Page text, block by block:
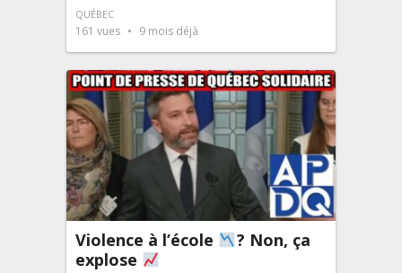
QUÉBEC
161 vues 9 mois déjà
Violence à l’école
? Non, ça
explose